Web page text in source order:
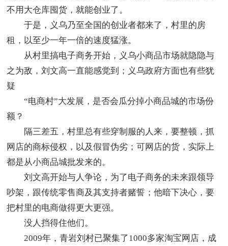
不用大仓库囤货，就能创业了。
于是，义乌乃至全国的创业者都来了，村里的房
租，以至少一年一倍的速度猛涨。
从村里搞电子商务开始，义乌小商品市场就隐隐与
之为敌，刘文高一直能感觉到；义乌政府方面也有些犹
疑
“电商村”大发展，是否会瓜分掉小商品城的市场份
额？
隔三差五，村里总有些穿制服的人来，要整顿，抓
网店的商标侵权，以及假冒伪劣；可网店的货，实际上
都是从小商品城批发来的。
刘文高开始与人争论，为了电子商务的未来跟领导
吵架，跟传统零售商及其支持者赌誓；他暗下决心，要
把村里的电商做得更大更强。
没人挡得住他们。
2009年，青岩刘村已聚集了1000多家淘宝网店，成